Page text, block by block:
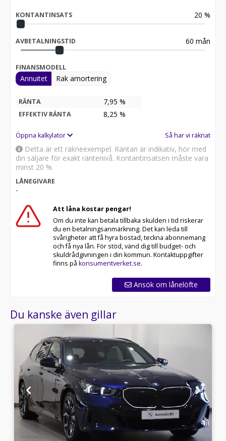
KONTANTINSATS 20 %
AVBETALNINGSTID 60 mån
FINANSMODELL
Annuitet Rak amortering
RÄNTA 7,95 %
EFFEKTIV RÄNTA 8,25 %
Öppna kalkylator Så har vi räknat
Detta är ett räkneexempel. Räntan är indikativ, hör med
din säljare för exakt räntenivå. Kontantinsatsen måste vara
minst 20 %.
LÅNEGIVARE
-
Att låna kostar pengar!
Om du inte kan betala tillbaka skulden i tid riskerar
du en betalningsanmärkning. Det kan leda till
svårigheter att få hyra bostad, teckna abonnemang
och få nya lån. För stöd, vänd dig till budget- och
skuldrådgivningen i din kommun. Kontaktuppgifter
finns på konsumentverket.se.
Ansök om lånelöfte
Du kanske även gillar